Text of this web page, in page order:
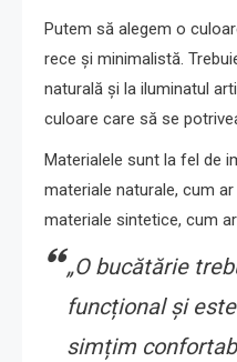
Putem să alegem o
rece și minimalistă.
naturală și la iluminatul
culoare care să se
Materialele sunt la fel de
materiale naturale, cum
materiale sintetice, cum
„O bucătărie
funcțional și
simțim